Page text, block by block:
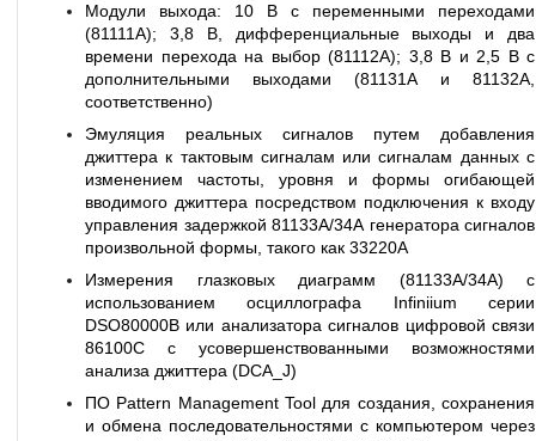
Модули выхода: 10 В с переменными переходами
(81111А); 3,8 В, дифференциальные выходы и два
времени перехода на выбор (81112А); 3,8 В и 2,5 В с
дополнительными выходами (81131А и 81132А,
соответственно)
Эмуляция реальных сигналов путем добавления
джиттера к тактовым сигналам или сигналам данных с
изменением частоты, уровня и формы огибающей
вводимого джиттера посредством подключения к входу
управления задержкой 81133А/34А генератора сигналов
произвольной формы, такого как 33220А
Измерения глазковых диаграмм (81133А/34А) с
использованием осциллографа Infiniium серии
DSO80000B или анализатора сигналов цифровой связи
86100С с усовершенствованными возможностями
анализа джиттера (DCA_J)
ПО Pattern Management Tool для создания, сохранения
и обмена последовательностями с компьютером через